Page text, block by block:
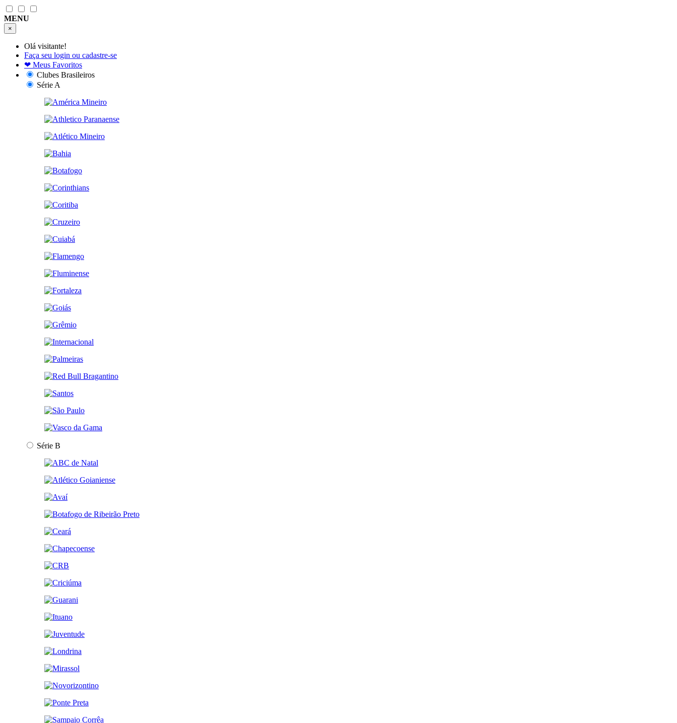
MENU
×
Olá visitante!
Faça seu login ou cadastre-se
❤ Meus Favoritos
Clubes Brasileiros
Série A
Série B